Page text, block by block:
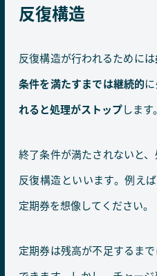
反復構造
反復構造が行われるためには
条件を満たすまでは継続的
れると処理がストップします。
終了条件が満たされないと
反復構造といいます。例え
定期券を想像してください。
定期券は残高が不足するま